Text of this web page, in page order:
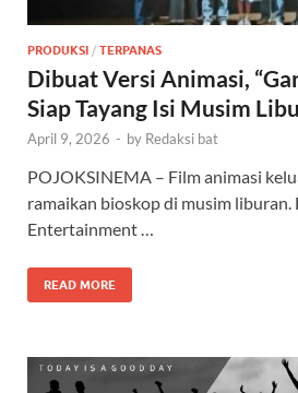
PRODUKSI / TERPANAS
Dibuat Versi Animasi,
Siap Tayang Isi Musim
April 9, 2026 - by Redaksi bat
POJOKSINEMA – Film animasi
ramaikan bioskop di musim liburan.
Entertainment …
READ MORE